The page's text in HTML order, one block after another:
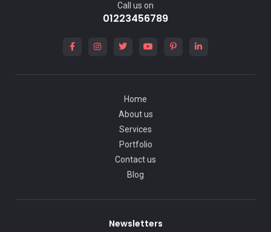
Call us on
01223456789
Home
About us
Services
Portfolio
Contact us
Blog
Newsletters